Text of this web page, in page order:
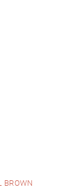
BROWN